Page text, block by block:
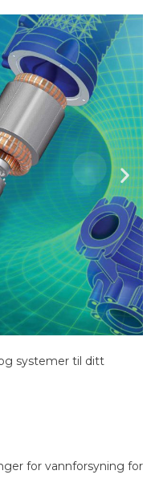
systemer til ditt
for vannforsyning for